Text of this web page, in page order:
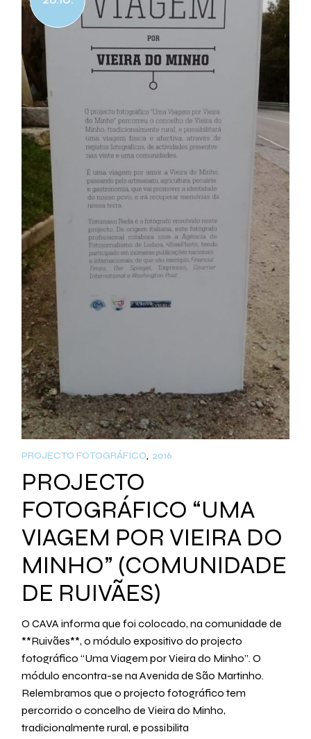
PROJECTO FOTOGRÁFICO 2016
PROJECTO
FOTOGRÁFICO “UMA
VIAGEM POR VIEIRA DO
MINHO” (COMUNIDADE
DE RUIVÃES)
O CAVA informa que foi colocado, na comunidade de
**Ruivães**, o módulo expositivo do projecto
fotográfico “Uma Viagem por Vieira do Minho”. O
módulo encontra-se na Avenida de São Martinho.
Relembramos que o projecto fotográfico tem
percorrido o concelho de Vieira do Minho,
tradicionalmente rural, e possibilita